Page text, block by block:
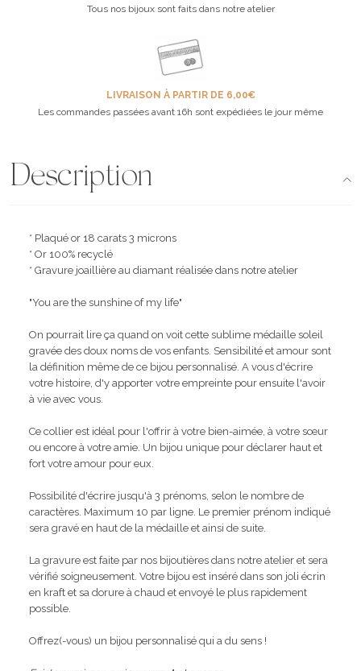
Tous nos bijoux sont faits dans notre atelier
LIVRAISON À PARTIR DE 6,00€
Les commandes passées avant 16h sont expédiées le jour même
Description
* Plaqué or 18 carats 3 microns
* Or 100% recyclé
* Gravure joaillière au diamant réalisée dans notre atelier
"You are the sunshine of my life"
On pourrait lire ça quand on voit cette sublime médaille soleil
gravée des doux noms de vos enfants. Sensibilité et amour sont
la définition même de ce bijou personnalisé. A vous d'écrire
votre histoire, d'y apporter votre empreinte pour ensuite l'avoir
à vie avec vous.
Ce collier est idéal pour l'offrir à votre bien-aimée, à votre sœur
ou encore à votre amie. Un bijou unique pour déclarer haut et
fort votre amour pour eux.
Possibilité d'écrire jusqu'à 3 prénoms, selon le nombre de
caractères. Maximum 10 par ligne. Le premier prénom indiqué
sera gravé en haut de la médaille et ainsi de suite.
La gravure est faite par nos bijoutières dans notre atelier et sera
vérifié soigneusement. Votre bijou est inséré dans son joli écrin
en kraft et sa dorure à chaud et envoyé le plus rapidement
possible.
Offrez(-vous) un bijou personnalisé qui a du sens !